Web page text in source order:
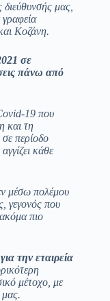
μας,
Κοζάνη.
σε
πάνω από
-19 που
και τη
περίοδο
κάθε
μέσω πολέμου
γεγονός που
πιο
την εταιρεία
μέτοχο, με
μας.